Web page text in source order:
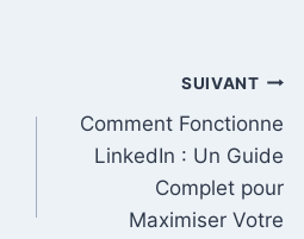
SUIVANT
Comment Fonctionne
LinkedIn : Un Guide
Complet pour
Maximiser Votre